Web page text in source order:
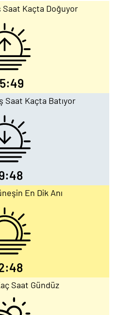
Kaçta Doğuyor
Saat Kaçta Batıyor
En Dik Anı
Saat Gündüz